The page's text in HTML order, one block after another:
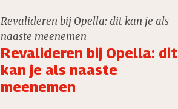
Revalideren bij Opella: dit kan je als
naaste meenemen
Revalideren bij Opella: dit
kan je als naaste
meenemen